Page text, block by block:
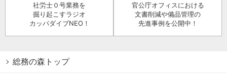
社労士０号業務を
掘り起こすラジオ
カッパダイブNEO！
官公庁オフィスにおける
文書削減や備品管理の
先進事例を公開中！
総務の森トップ